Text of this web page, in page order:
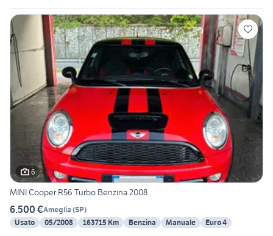
6
MINI Cooper R56 Turbo Benzina 2008
6.500 €Ameglia (SP)
Usato
05/2008 163715 Km Benzina Manuale Euro 4